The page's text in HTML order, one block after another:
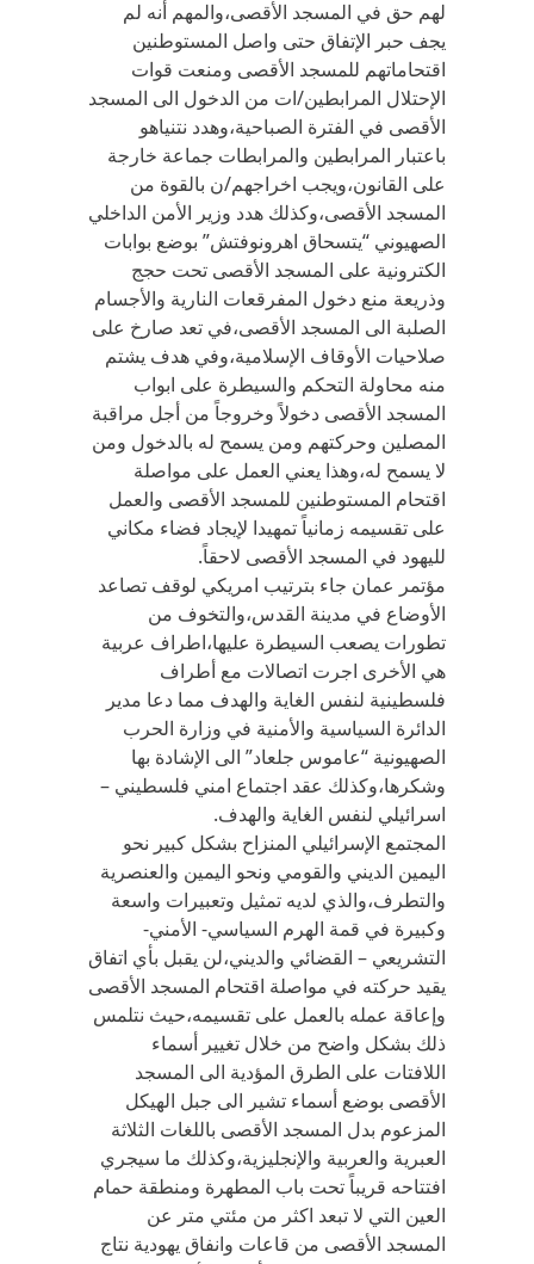
لهم حق في المسجد الأقصى،والمهم أنه لم
يجف حبر الإتفاق حتى واصل المستوطنين
اقتحاماتهم للمسجد الأقصى ومنعت قوات
الإحتلال المرابطين/ات من الدخول الى المسجد
الأقصى في الفترة الصباحية،وهدد نتنياهو
باعتبار المرابطين والمرابطات جماعة خارجة
على القانون،ويجب اخراجهم/ن بالقوة من
المسجد الأقصى،وكذلك هدد وزير الأمن الداخلي
الصهيوني “يتسحاق اهرونوفتش” بوضع بوابات
الكترونية على المسجد الأقصى تحت حجج
وذريعة منع دخول المفرقعات النارية والأجسام
الصلبة الى المسجد الأقصى،في تعد صارخ على
صلاحيات الأوقاف الإسلامية،وفي هدف يشتم
منه محاولة التحكم والسيطرة على ابواب
المسجد الأقصى دخولاً وخروجاً من أجل مراقبة
المصلين وحركتهم ومن يسمح له بالدخول ومن
لا يسمح له،وهذا يعني العمل على مواصلة
اقتحام المستوطنين للمسجد الأقصى والعمل
على تقسيمه زمانياً تمهيدا لإيجاد فضاء مكاني
لليهود في المسجد الأقصى لاحقاً.
مؤتمر عمان جاء بترتيب امريكي لوقف تصاعد
الأوضاع في مدينة القدس،والتخوف من
تطورات يصعب السيطرة عليها،اطراف عربية
هي الأخرى اجرت اتصالات مع أطراف
فلسطينية لنفس الغاية والهدف مما دعا مدير
الدائرة السياسية والأمنية في وزارة الحرب
الصهيونية “عاموس جلعاد” الى الإشادة بها
وشكرها،وكذلك عقد اجتماع امني فلسطيني –
اسرائيلي لنفس الغاية والهدف.
المجتمع الإسرائيلي المنزاح بشكل كبير نحو
اليمين الديني والقومي ونحو اليمين والعنصرية
والتطرف،والذي لديه تمثيل وتعبيرات واسعة
وكبيرة في قمة الهرم السياسي- الأمني-
التشريعي – القضائي والديني،لن يقبل بأي اتفاق
يقيد حركته في مواصلة اقتحام المسجد الأقصى
وإعاقة عمله بالعمل على تقسيمه،حيث نتلمس
ذلك بشكل واضح من خلال تغيير أسماء
اللافتات على الطرق المؤدية الى المسجد
الأقصى بوضع أسماء تشير الى جبل الهيكل
المزعوم بدل المسجد الأقصى باللغات الثلاثة
العبرية والعربية والإنجليزية،وكذلك ما سيجري
افتتاحه قريباً تحت باب المطهرة ومنطقة حمام
العين التي لا تبعد اكثر من مئتي متر عن
المسجد الأقصى من قاعات وانفاق يهودية نتاج